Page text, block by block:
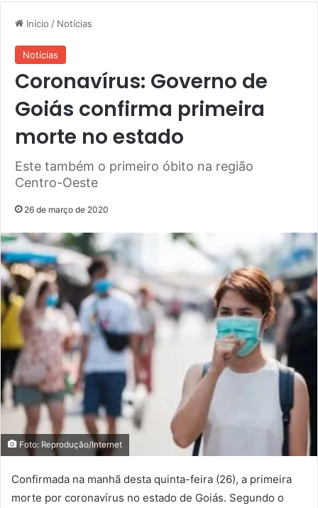
Início / Notícias
Notícias
Coronavírus: Governo de
Goiás confirma primeira
morte no estado
Este também o primeiro óbito na região
Centro-Oeste
26 de março de 2020
Foto: Reprodução/Internet
Confirmada na manhã desta quinta-feira (26), a primeira
morte por coronavírus no estado de Goiás. Segundo o